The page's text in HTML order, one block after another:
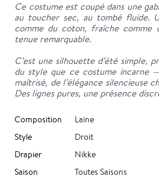
Ce costume est coupé dans une
au toucher sec, au tombé fluide.
comme du coton, fraîche comme
tenue remarquable.
C’est une silhouette d’été simple,
du style que ce costume incarne
maîtrisé, de l’élégance silencieuse
Des lignes pures, une présence
Composition
Laine
Style
Droit
Drapier
Nikke
Saison
Toutes Saisons